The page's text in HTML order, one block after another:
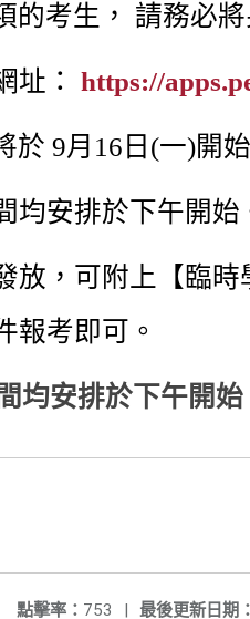
考生， 請務必將
址： https://
9月16日(一)開
均安排於下午開始
放，可附上【臨
報考即可。
均安排於下午開始
最後更新日期：
點擊率： 753 |